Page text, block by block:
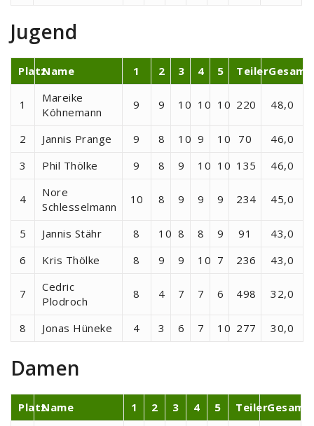
Jugend
PlatzName 1 2 3 4 5 TeilerGesamt
1
Mareike
Köhnemann
9 9 10 10 10 220 48,0
2 Jannis Prange 9 8 10 9 10 70
46,0
3
Phil Thölke 9 8 9 10 10 135 46,0
4
Nore
Schlesselmann
10 8 9 9 9 234 45,0
5 Jannis Stähr 8 10 8 8 9 91
43,0
6
Kris Thölke 8 9 9 10 7 236 43,0
7
Cedric
Plodroch
8 4 7 7 6 498 32,0
8 Jonas Hüneke 4 3 6 7 10 277 30,0
Damen
PlatzName 1 2 3 4 5 TeilerGesamt